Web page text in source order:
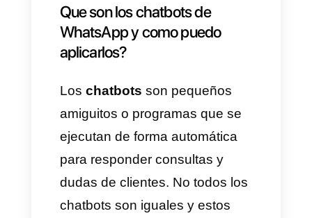
que hablan con un personaje
artificial, ya que esto puede
clientes. Tenerun chatbot es
como un arma de doble
que debes saber emplear.